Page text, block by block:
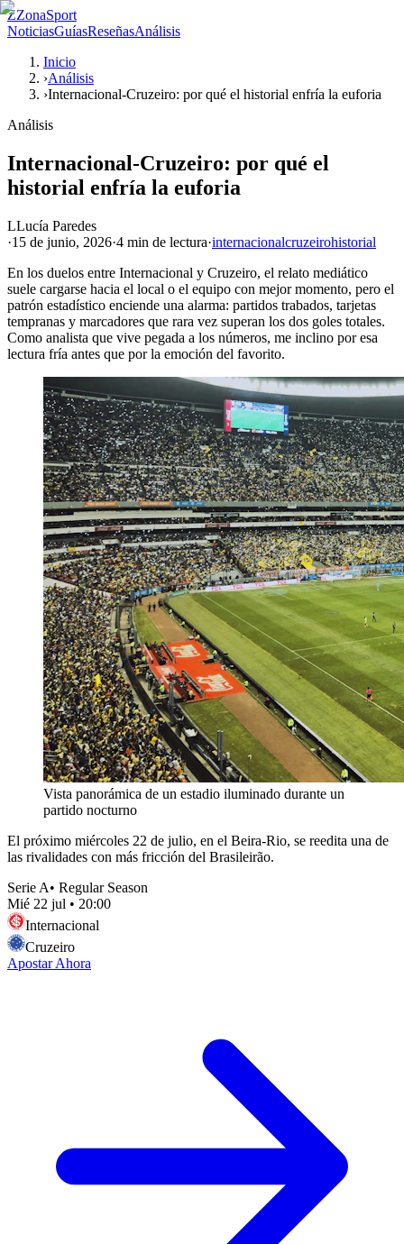
ZZonaSport
NoticiasGuíasReseñasAnálisis
Inicio
›Análisis
›Internacional-Cruzeiro: por qué el historial enfría la euforia
Análisis
Internacional-Cruzeiro: por qué el
historial enfría la euforia
LLucía Paredes
·15 de junio, 2026·4 min de lectura·internacionalcruzeirohistorial
En los duelos entre Internacional y Cruzeiro, el relato mediático
suele cargarse hacia el local o el equipo con mejor momento, pero el
patrón estadístico enciende una alarma: partidos trabados, tarjetas
tempranas y marcadores que rara vez superan los dos goles totales.
Como analista que vive pegada a los números, me inclino por esa
lectura fría antes que por la emoción del favorito.
Vista panorámica de un estadio iluminado durante un
partido nocturno
El próximo miércoles 22 de julio, en el Beira-Rio, se reedita una de
las rivalidades con más fricción del Brasileirão.
Serie A• Regular Season
Mié 22 jul • 20:00
Internacional
Cruzeiro
Apostar Ahora